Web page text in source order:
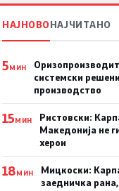
НАЈНОВОНАЈЧИТАНО
5МИН
системски
производство
15МИН
Ристовски:
Македонија не
херои
18МИН
Мицкоски:
заедничка